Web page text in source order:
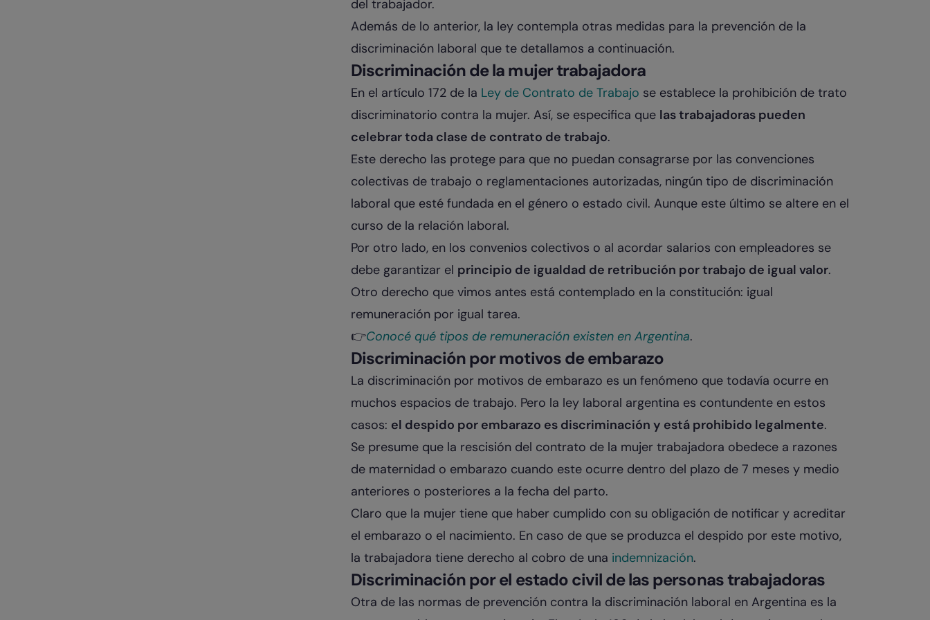
del trabajador.
Además de lo anterior, la ley contempla otras medidas para la prevención de la
discriminación laboral que te detallamos a continuación.
Discriminación de la mujer trabajadora
En el artículo 172 de la Ley de Contrato de Trabajo se establece la prohibición de trato
discriminatorio contra la mujer. Así, se especifica que las trabajadoras pueden
celebrar toda clase de contrato de trabajo.
Este derecho las protege para que no puedan consagrarse por las convenciones
colectivas de trabajo o reglamentaciones autorizadas, ningún tipo de discriminación
laboral que esté fundada en el género o estado civil. Aunque este último se altere en el
curso de la relación laboral.
Por otro lado, en los convenios colectivos o al acordar salarios con empleadores se
debe garantizar el principio de igualdad de retribución por trabajo de igual valor.
Otro derecho que vimos antes está contemplado en la constitución: igual
remuneración por igual tarea.
👉​Conocé qué tipos de remuneración existen en Argentina.
Discriminación por motivos de embarazo
La discriminación por motivos de embarazo es un fenómeno que todavía ocurre en
muchos espacios de trabajo. Pero la ley laboral argentina es contundente en estos
casos: el despido por embarazo es discriminación y está prohibido legalmente.
Se presume que la rescisión del contrato de la mujer trabajadora obedece a razones
de maternidad o embarazo cuando este ocurre dentro del plazo de 7 meses y medio
anteriores o posteriores a la fecha del parto.
Claro que la mujer tiene que haber cumplido con su obligación de notificar y acreditar
el embarazo o el nacimiento. En caso de que se produzca el despido por este motivo,
la trabajadora tiene derecho al cobro de una indemnización.
Discriminación por el estado civil de las personas trabajadoras
Otra de las normas de prevención contra la discriminación laboral en Argentina es la